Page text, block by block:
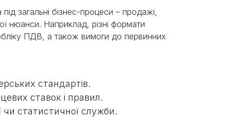
загальні бізнес-процеси – продажі,
нюанси. Наприклад, різні формати
ПДВ, а також вимоги до первинних
стандартів.
ставок і правил.
чи статистичної служби.